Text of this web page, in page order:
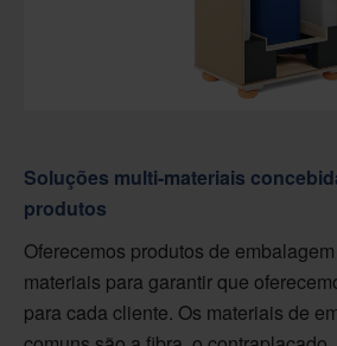
Soluções multi-materiais
produtos
Oferecemos produtos de
materiais para garantir que
para cada cliente. Os materiais de